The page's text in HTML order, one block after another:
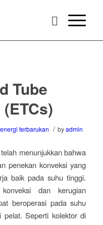
Tube
energi terbarukan / byadmin
menunjukkan bahwa
penekan konveksi yang
baik pada suhu tinggi.
dan kerugian
beroperasi pada suhu
Seperti kolektor di